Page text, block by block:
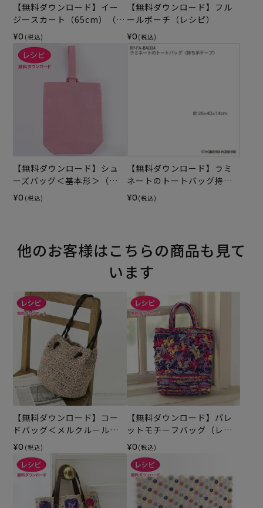
【無料ダウンロード】イー
ジースカート（65cm）（レ
シピ）
¥0 (税込)
【無料ダウンロード】フル
ールポーチ（レシピ）
¥0 (税込)
【無料ダウンロード】シュ
ーズバッグ＜基本形＞（レ
シピ）
¥0 (税込)
【無料ダウンロード】ラミ
ネートのトートバッグ持ち
手テープ（レシピ）
¥0 (税込)
他のお客様はこちらの商品も見て
います
【無料ダウンロード】コー
ドバッグ＜メルクルール＞
（レシピ）
¥0 (税込)
【無料ダウンロード】パレ
ットモチーフバッグ（レシ
ピ）
¥0 (税込)